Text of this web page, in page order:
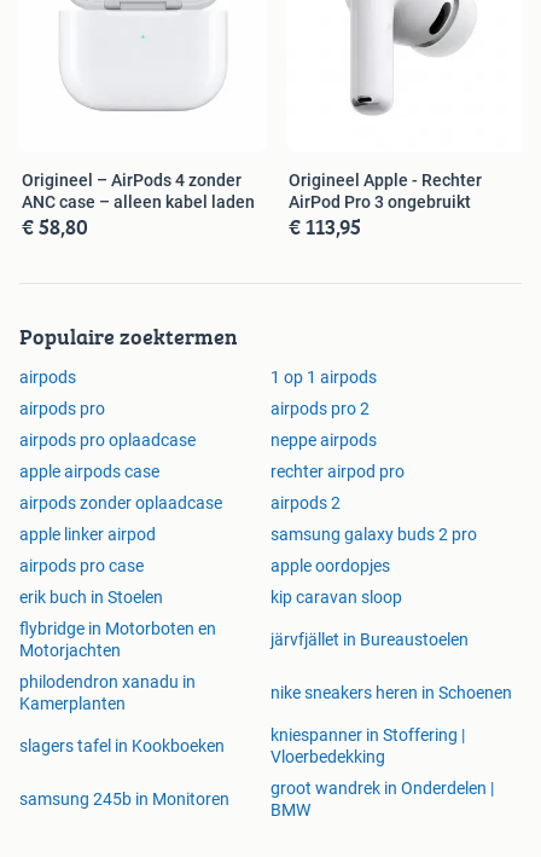
Origineel – AirPods 4 zonder
ANC case – alleen kabel laden
€ 58,80
Origineel Apple - Rechter
AirPod Pro 3 ongebruikt
€ 113,95
Populaire zoektermen
airpods
1 op 1 airpods
airpods pro
airpods pro 2
airpods pro oplaadcase
neppe airpods
apple airpods case
rechter airpod pro
airpods zonder oplaadcase
airpods 2
apple linker airpod
samsung galaxy buds 2 pro
airpods pro case
apple oordopjes
erik buch in Stoelen
kip caravan sloop
flybridge in Motorboten en
Motorjachten
järvfjället in Bureaustoelen
philodendron xanadu in
Kamerplanten
nike sneakers heren in Schoenen
slagers tafel in Kookboeken
kniespanner in Stoffering |
Vloerbedekking
samsung 245b in Monitoren
groot wandrek in Onderdelen |
BMW